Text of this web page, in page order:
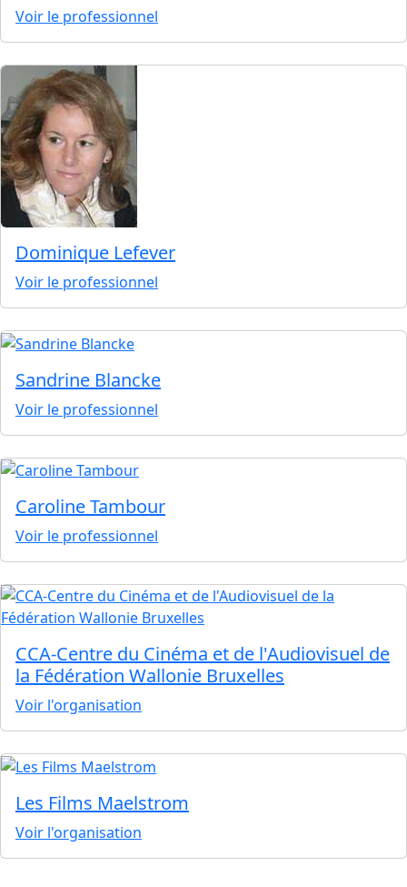
Voir le professionnel
Dominique Lefever
Voir le professionnel
Sandrine Blancke
Voir le professionnel
Caroline Tambour
Voir le professionnel
CCA-Centre du Cinéma et de l'Audiovisuel de
la Fédération Wallonie Bruxelles
Voir l'organisation
Les Films Maelstrom
Voir l'organisation